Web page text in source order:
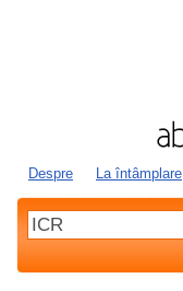
Despre La întâmplare